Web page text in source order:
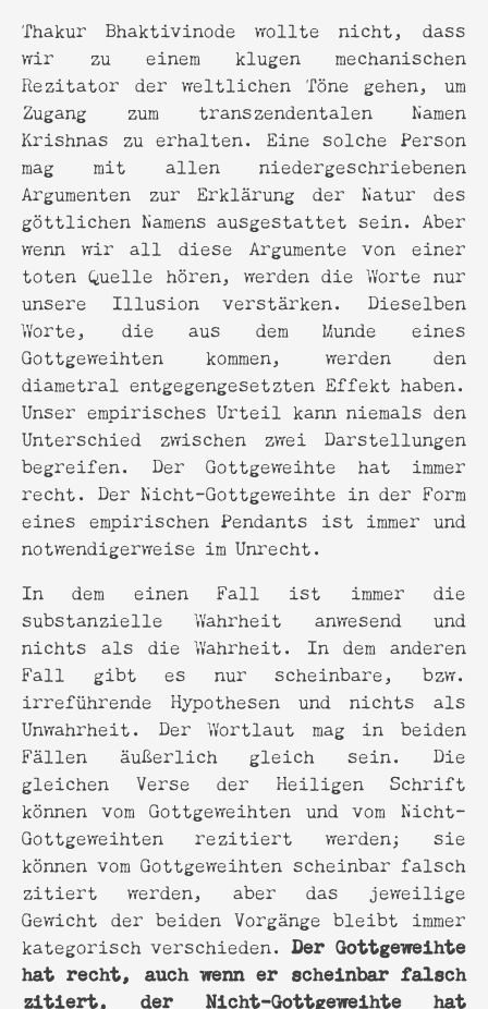
Thakur Bhaktivinode wollte nicht, dass
wir zu einem klugen mechanischen
Rezitator der weltlichen Töne gehen, um
Zugang zum transzendentalen Namen
Krishnas zu erhalten. Eine solche Person
mag mit allen niedergeschriebenen
Argumenten zur Erklärung der Natur des
göttlichen Namens ausgestattet sein. Aber
wenn wir all diese Argumente von einer
toten Quelle hören, werden die Worte nur
unsere Illusion verstärken. Dieselben
Worte, die aus dem Munde eines
Gottgeweihten kommen, werden den
diametral entgegengesetzten Effekt haben.
Unser empirisches Urteil kann niemals den
Unterschied zwischen zwei Darstellungen
begreifen. Der Gottgeweihte hat immer
recht. Der Nicht-Gottgeweihte in der Form
eines empirischen Pendants ist immer und
notwendigerweise im Unrecht.
In dem einen Fall ist immer die
substanzielle Wahrheit anwesend und
nichts als die Wahrheit. In dem anderen
Fall gibt es nur scheinbare, bzw.
irreführende Hypothesen und nichts als
Unwahrheit. Der Wortlaut mag in beiden
Fällen äußerlich gleich sein. Die
gleichen Verse der Heiligen Schrift
können vom Gottgeweihten und vom Nicht-
Gottgeweihten rezitiert werden; sie
können vom Gottgeweihten scheinbar falsch
zitiert werden, aber das jeweilige
Gewicht der beiden Vorgänge bleibt immer
kategorisch verschieden.Der Gottgeweihte
hat recht, auch wenn er scheinbar falsch
zitiert, der Nicht-Gottgeweihte hat